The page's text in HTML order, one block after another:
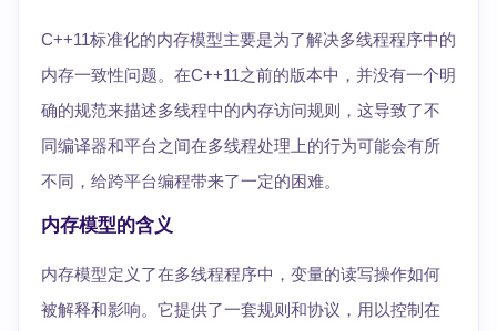
C++11标准化的内存模型主要是为了解决多线程程序中的
内存一致性问题。在C++11之前的版本中，并没有一个明
确的规范来描述多线程中的内存访问规则，这导致了不
同编译器和平台之间在多线程处理上的行为可能会有所
不同，给跨平台编程带来了一定的困难。
内存模型的含义
内存模型定义了在多线程程序中，变量的读写操作如何
被解释和影响。它提供了一套规则和协议，用以控制在